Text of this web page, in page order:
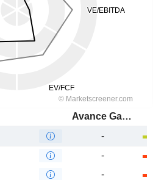
Avance Gas Holding Ltd
-
-
-